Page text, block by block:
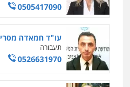
0505417090
עו"ד חמאדה מסרי
תעבורה
0526631970